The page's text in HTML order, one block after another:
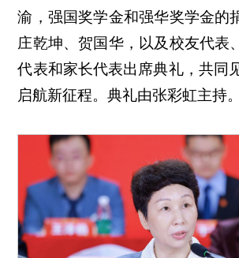
渝，强国奖学金和强华奖学金的
庄乾坤、贺国华，以及校友代表
代表和家长代表出席典礼，共同
启航新征程。典礼由张彩虹主持。